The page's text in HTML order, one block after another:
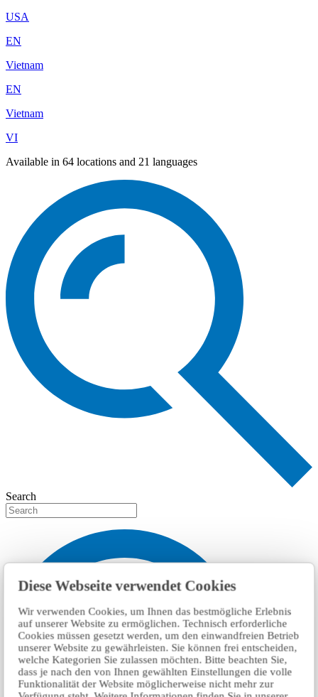
Diese Webseite verwendet Cookies
Wir verwenden Cookies, um Ihnen das bestmögliche Erlebnis
auf unserer Website zu ermöglichen. Technisch erforderliche
Cookies müssen gesetzt werden, um den einwandfreien Betrieb
unserer Website zu gewährleisten. Sie können frei entscheiden,
welche Kategorien Sie zulassen möchten. Bitte beachten Sie,
dass je nach den von Ihnen gewählten Einstellungen die volle
Funktionalität der Website möglicherweise nicht mehr zur
USA
EN
Vietnam
EN
Vietnam
VI
Available in 64 locations and 21 languages
Search